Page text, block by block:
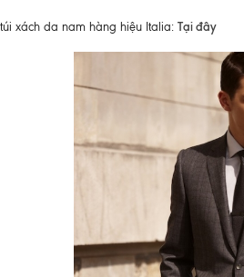
xách da nam hàng hiệu Italia: Tại đây